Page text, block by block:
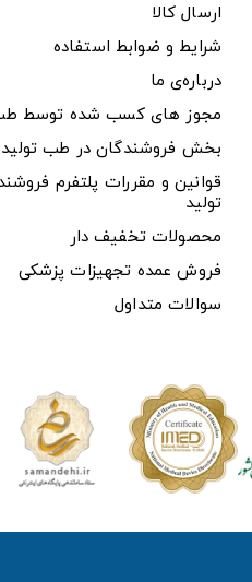
ارسال کالا
شرایط و ضوابط استفاده
درباره‌ی ما
مجوز های کسب شده توسط طب
بخش فروشندگان در طب تولید
قوانین و مقررات پلتفرم
تولید
محصولات تخفیف دار
فروش عمده تجهیزات پزشکی
سوالات متداول